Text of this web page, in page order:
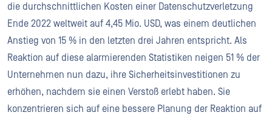
die durchschnittlichen Kosten einer Datenschutzverletzung
Ende 2022 weltweit auf 4,45 Mio. USD, was einem deutlichen
Anstieg von 15 % in den letzten drei Jahren entspricht. Als
Reaktion auf diese alarmierenden Statistiken neigen 51 % der
Unternehmen nun dazu, ihre Sicherheitsinvestitionen zu
erhöhen, nachdem sie einen Verstoß erlebt haben. Sie
konzentrieren sich auf eine bessere Planung der Reaktion auf